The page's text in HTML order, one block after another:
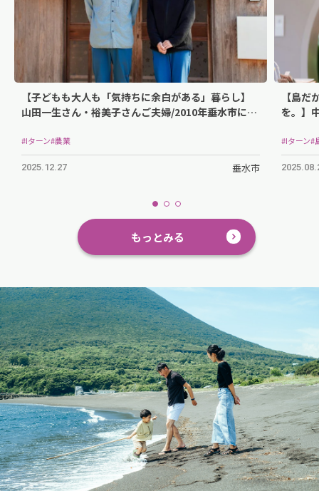
【子どもも大人も「気持ちに余白がある」暮らし】
山田一生さん・裕美子さんご夫婦/2010年垂水市に移
#Iターン#農業
2025.12.27 垂水市
【島
を。】
#Iターン#
もっとみる